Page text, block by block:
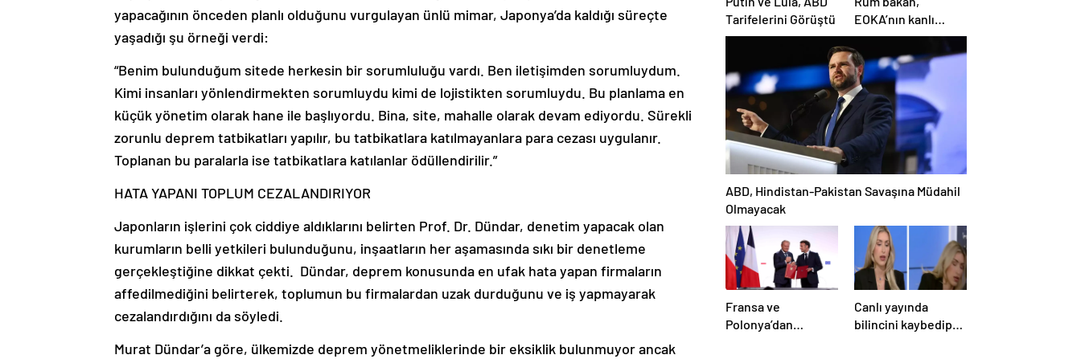
yapacağının önceden planlı olduğunu vurgulayan ünlü mimar, Japonya’da kaldığı süreçte
yaşadığı şu örneği verdi:
“Benim bulunduğum sitede herkesin bir sorumluluğu vardı. Ben iletişimden sorumluydum.
Kimi insanları yönlendirmekten sorumluydu kimi de lojistikten sorumluydu. Bu planlama en
küçük yönetim olarak hane ile başlıyordu. Bina, site, mahalle olarak devam ediyordu. Sürekli
zorunlu deprem tatbikatları yapılır, bu tatbikatlara katılmayanlara para cezası uygulanır.
Toplanan bu paralarla ise tatbikatlara katılanlar ödüllendirilir.”
HATA YAPANI TOPLUM CEZALANDIRIYOR
Japonların işlerini çok ciddiye aldıklarını belirten Prof. Dr. Dündar, denetim yapacak olan
kurumların belli yetkileri bulunduğunu, inşaatların her aşamasında sıkı bir denetleme
gerçekleştiğine dikkat çekti. Dündar, deprem konusunda en ufak hata yapan firmaların
affedilmediğini belirterek, toplumun bu firmalardan uzak durduğunu ve iş yapmayarak
cezalandırdığını da söyledi.
Murat Dündar’a göre, ülkemizde deprem yönetmeliklerinde bir eksiklik bulunmuyor ancak
Tarifelerini Görüştü
EOKA’nın kanlı
mirasına sahip çıkıp
Girne’yi hedef
gösterdi
ABD, Hindistan-Pakistan Savaşına Müdahil
Olmayacak
Fransa ve
Polonya’dan
Canlı yayında
bilincini kaybedip